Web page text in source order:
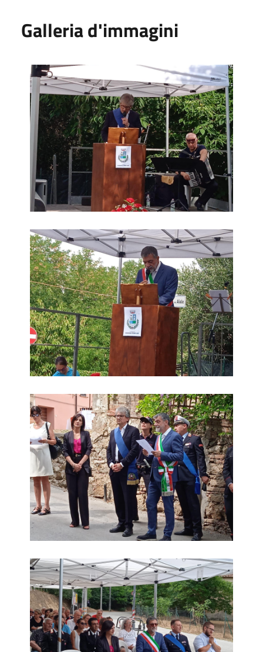
Galleria d'immagini
Commemorazione Strage di Aiale 19 luglio 2025
Commemorazione Strage di Aiale 19 luglio 2025
Commemorazione Strage di Aiale 19 luglio 2025
Commemorazione Strage di Aiale 19 luglio 2025